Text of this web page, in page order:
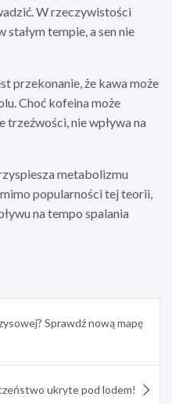
W rzeczywistości
tempie, a sen nie
przekonanie, że kawa może
Choć kofeina może
nie wpływa na
metabolizmu
popularności tej teorii,
na tempo spalania
Sprawdź nową mapę
ukryte pod lodem!